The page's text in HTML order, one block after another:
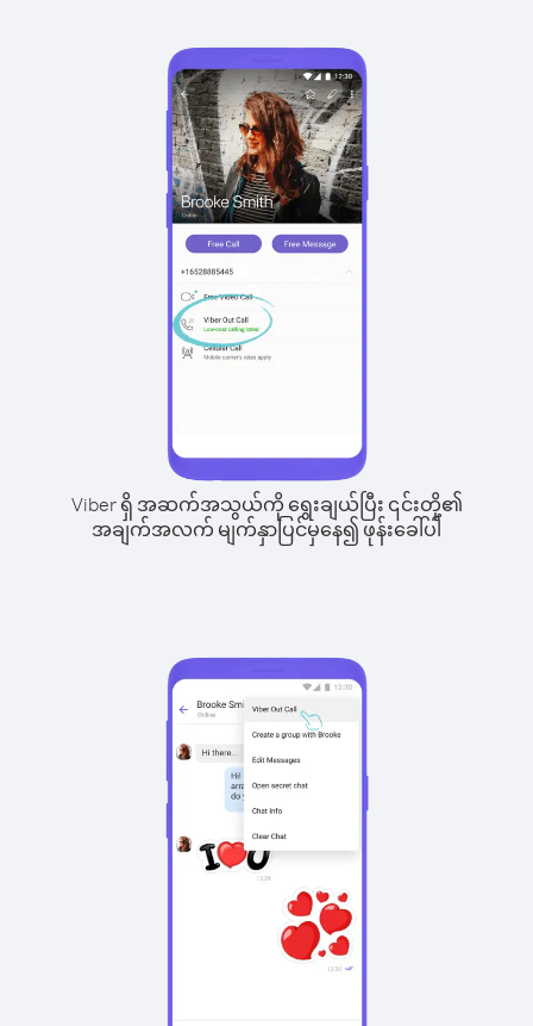
Viber ရှိ အဆက်အသွယ်ကို ရွေးချယ်ပြီး ၎င်းတို့၏
အချက်အလက် မျက်နှာပြင်မှနေ၍ ဖုန်းခေါ်ပါ